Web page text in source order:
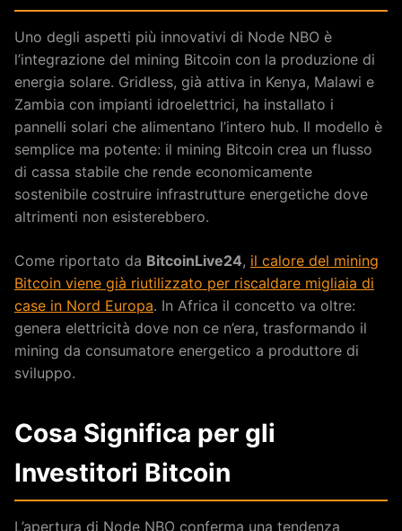
Uno degli aspetti più innovativi di Node NBO è
l’integrazione del mining Bitcoin con la produzione di
energia solare. Gridless, già attiva in Kenya, Malawi e
Zambia con impianti idroelettrici, ha installato i
pannelli solari che alimentano l’intero hub. Il modello è
semplice ma potente: il mining Bitcoin crea un flusso
di cassa stabile che rende economicamente
sostenibile costruire infrastrutture energetiche dove
altrimenti non esisterebbero.
Come riportato da BitcoinLive24, il calore del mining
Bitcoin viene già riutilizzato per riscaldare migliaia di
case in Nord Europa. In Africa il concetto va oltre:
genera elettricità dove non ce n’era, trasformando il
mining da consumatore energetico a produttore di
sviluppo.
Cosa Significa per gli
Investitori Bitcoin
L’apertura di Node NBO conferma una tendenza